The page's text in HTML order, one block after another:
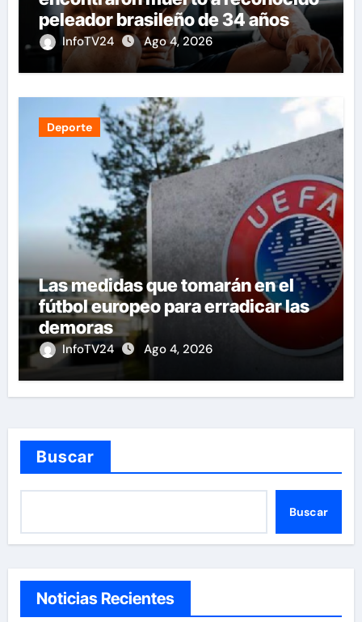
peleador brasileño de 34 años
InfoTV24 Ago 4, 2026
Deporte
Las medidas que tomarán en el
fútbol europeo para erradicar las
demoras
InfoTV24 Ago 4, 2026
Buscar
Buscar
Noticias Recientes